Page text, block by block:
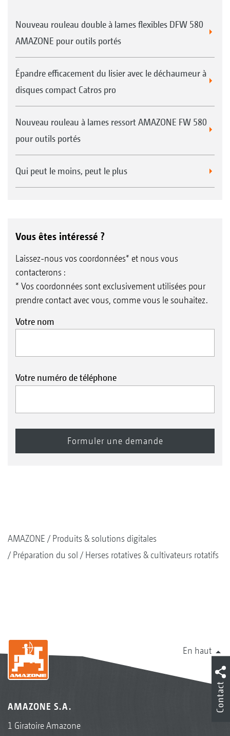
Nouveau rouleau double à lames flexibles DFW 580
AMAZONE pour outils portés
Épandre efficacement du lisier avec le déchaumeur à
disques compact Catros pro
Nouveau rouleau à lames ressort AMAZONE FW 580
pour outils portés
Qui peut le moins, peut le plus
Vous êtes intéressé ?
Laissez-nous vos coordonnées* et nous vous
contacterons :
* Vos coordonnées sont exclusivement utilisées pour
prendre contact avec vous, comme vous le souhaitez.
Votre nom
Votre numéro de téléphone
AMAZONE
Produits & solutions digitales
Préparation du sol
Herses rotatives & cultivateurs rotatifs
En haut
AMAZONE S.A.
1 Giratoire Amazone
Contact